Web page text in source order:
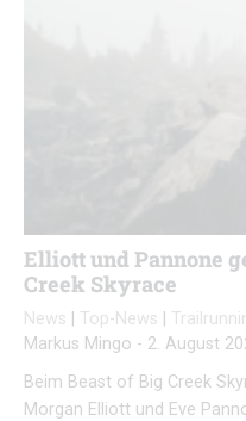
Elliott und Pannone
Creek Skyrace
News Top-News
Markus Mingo - 2. August
Beim Beast of Big Creek
Morgan Elliott und Eve